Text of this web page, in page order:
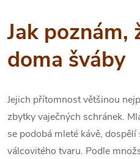
Jak poznám,
doma šváby
Jejich přítomnost většinou
zbytky vaječných schránek.
se podobá mleté kávě,
válcovitého tvaru. Podle